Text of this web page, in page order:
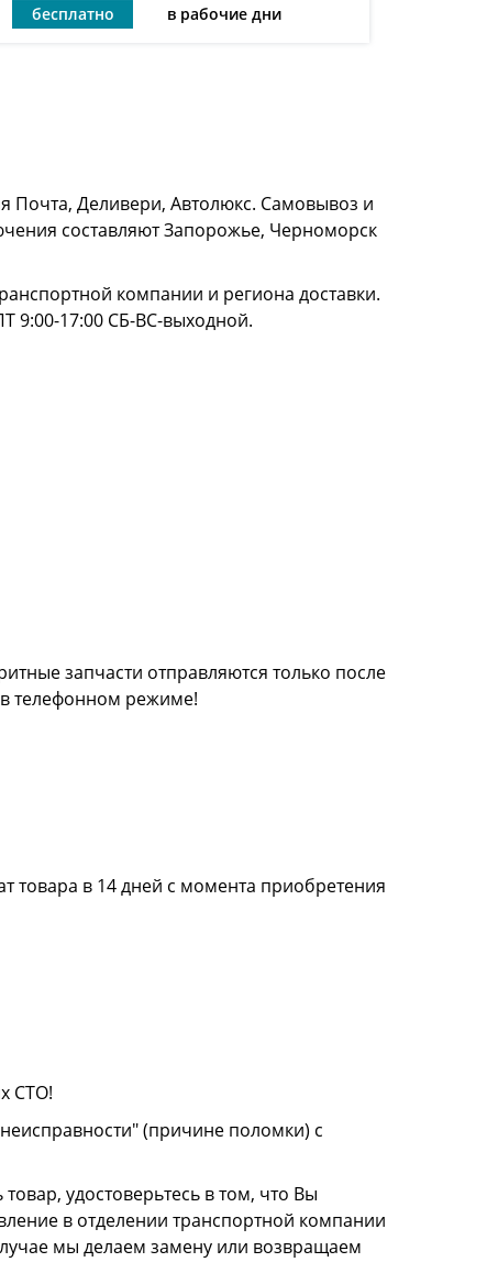
бесплатно в рабочие дни
Почта, Деливери, Автолюкс. Самовывоз и
составляют Запорожье, Черноморск
компании и региона доставки.
9:00-17:00 СБ-ВС-выходной.
запчасти отправляются только после
в телефонном режиме!
товара в 14 дней с момента приобретения
СТО!
(причине поломки) с
удостоверьтесь в том, что Вы
в отделении транспортной компании
мы делаем замену или возвращаем